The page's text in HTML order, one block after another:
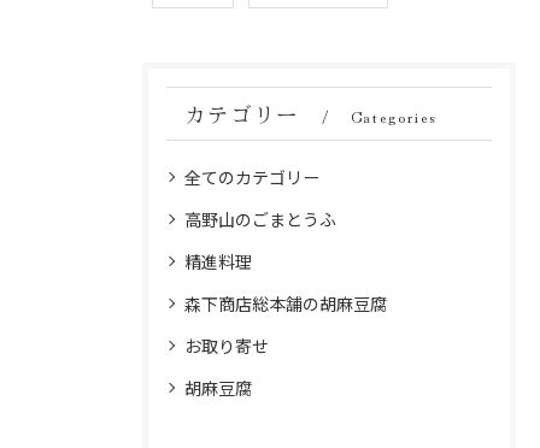
カテゴリー Categories
全てのカテゴリー
高野山のごまとうふ
精進料理
森下商店総本舗の胡麻豆腐
お取り寄せ
胡麻豆腐